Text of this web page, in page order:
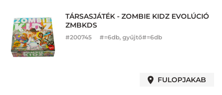
TÁRSASJÁTÉK - ZOMBIE KIDZ EVOLÚCIÓ
ZMBKDS
#200745 #=6db, gyűjtő#=6db
FULOPJAKAB